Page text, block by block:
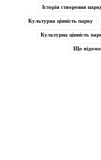
Історія створення
Культурна цінність парку
Культурна цінність
Що відомо